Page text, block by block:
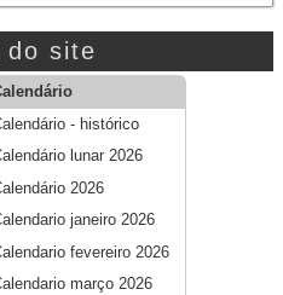
do site
- histórico
lunar 2026
2026
janeiro 2026
fevereiro 2026
março 2026